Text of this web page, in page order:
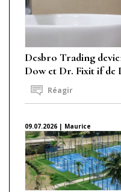
Desbro Trading
Dow et Dr. Fixit if de
Réagir
09.07.2026 | Maurice